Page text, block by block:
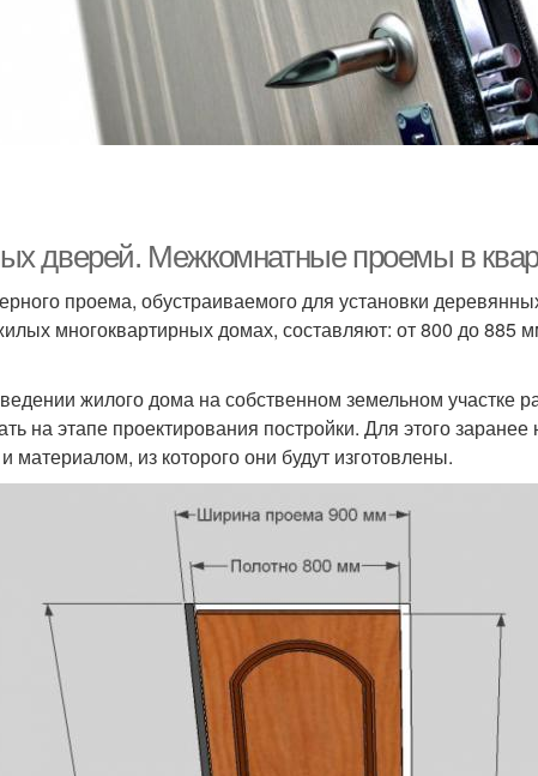
дверей. Межкомнатные проемы в
проема, обустраиваемого для установки
многоквартирных домах, составляют: от 800 до 885
жилого дома на собственном земельном участке
на этапе проектирования постройки. Для этого
материалом, из которого они будут изготовлены.